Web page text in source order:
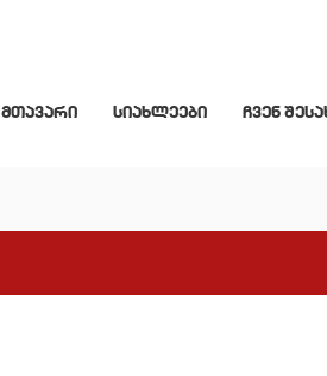
მთავარი სიახლეები ჩვენ